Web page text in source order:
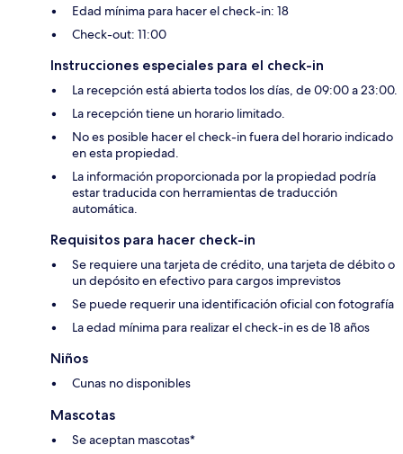
Edad mínima para hacer el check-in: 18
Check-out: 11:00
Instrucciones especiales para el check-in
La recepción está abierta todos los días, de 09:00 a 23:00.
La recepción tiene un horario limitado.
No es posible hacer el check-in fuera del horario indicado
en esta propiedad.
La información proporcionada por la propiedad podría
estar traducida con herramientas de traducción
automática.
Requisitos para hacer check-in
Se requiere una tarjeta de crédito, una tarjeta de débito o
un depósito en efectivo para cargos imprevistos
Se puede requerir una identificación oficial con fotografía
La edad mínima para realizar el check-in es de 18 años
Niños
Cunas no disponibles
Mascotas
Se aceptan mascotas*